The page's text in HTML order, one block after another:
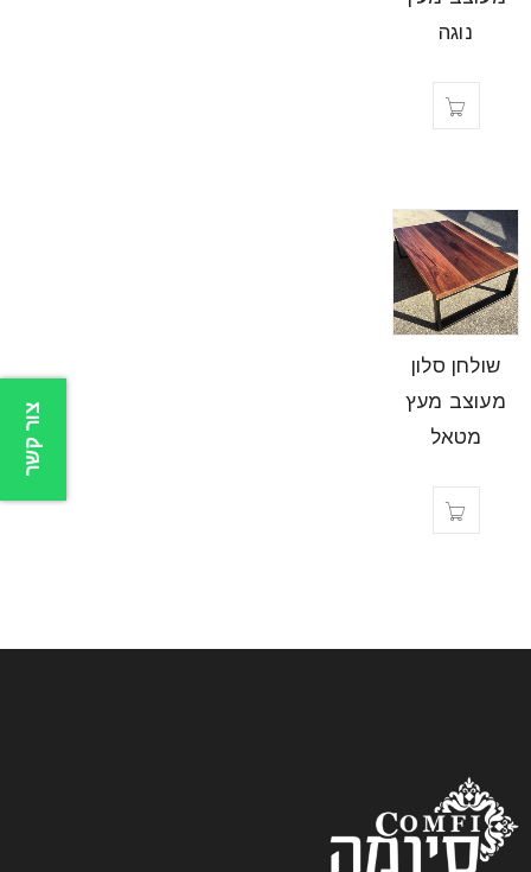
נוגה
שולחן סלון
מעוצב מעץ
מטאל
צור קשר